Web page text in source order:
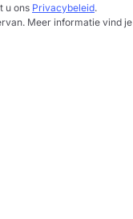
u ons Privacybeleid.
Meer informatie vind je